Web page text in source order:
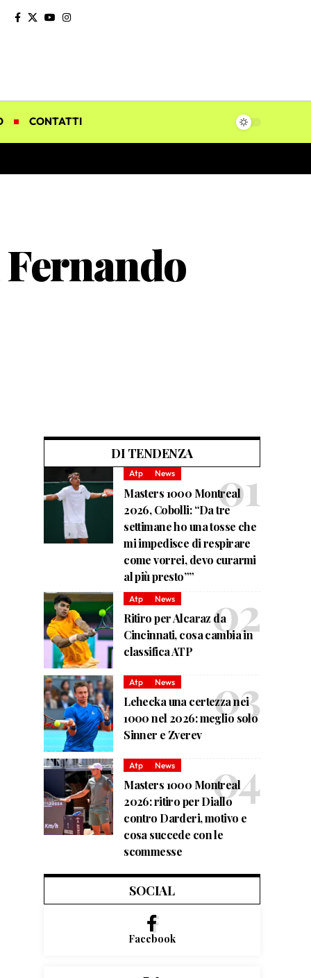
CONTATTI
DI TENDENZA
Atp News
Masters 1000 Montreal
2026, Cobolli: “Da tre
settimane ho una tosse che
mi impedisce di respirare
come vorrei, devo curarmi
al più presto””
Atp News
Ritiro per Alcaraz da
Cincinnati, cosa cambia in
classifica ATP
Atp News
Lehecka una certezza nei
1000 nel 2026: meglio solo
Sinner e Zverev
Atp News
Masters 1000 Montreal
2026: ritiro per Diallo
contro Darderi, motivo e
cosa succede con le
scommesse
SOCIAL
Facebook